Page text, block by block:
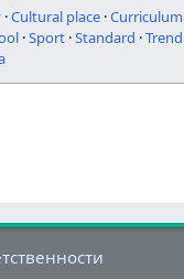
·Cultural place ·Curriculum
·Sport ·Standard ·Trend